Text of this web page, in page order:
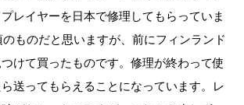
レイヤーを日本で修理してもらっていま
ものだと思いますが、前にフィンランド
けて買ったものです。修理が終わって使
送ってもらえることになっています。レ